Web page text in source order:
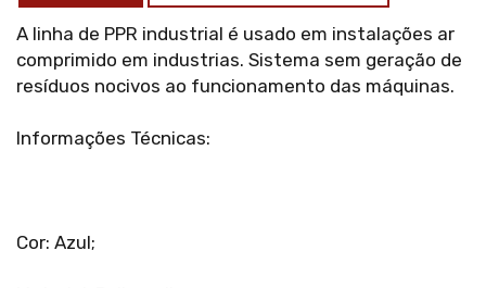
A linha de PPR industrial é usado em instalações ar
comprimido em industrias. Sistema sem geração de
resíduos nocivos ao funcionamento das máquinas.
Informações Técnicas:
Cor: Azul;